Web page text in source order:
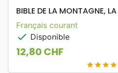
BIBLE DE LA MONTAGNE, LA
Français courant
check Disponible
Prix
12,80 CHF
star star star star